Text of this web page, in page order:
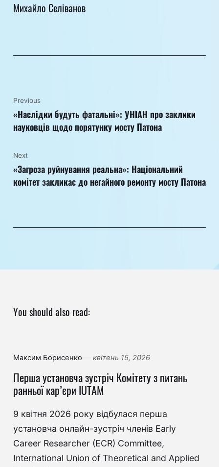
Михайло Селіванов
Previous
«Наслідки будуть фатальні»: УНІАН про заклики
науковців щодо порятунку мосту Патона
Next
«Загроза руйнування реальна»: Національний
комітет закликає до негайного ремонту мосту Патона
You should also read:
Максим Борисенко квітень 15, 2026
Перша установча зустріч Комітету з питань
ранньої кар’єри IUTAM
9 квітня 2026 року відбулася перша
установча онлайн-зустріч членів Early
Career Researcher (ECR) Committee,
International Union of Theoretical and Applied